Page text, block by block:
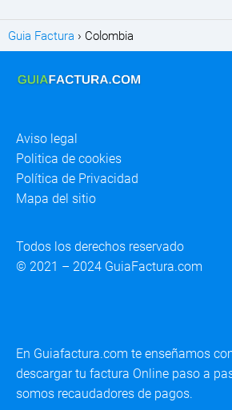
Guia Factura Colombia
Aviso legal
Politica de cookies
Política de Privacidad
Mapa del sitio
Todos los derechos reservado
© 2021 – 2024 GuiaFactura.com
En Guiafactura.com te enseñamos
descargar tu factura Online paso a
somos recaudadores de pagos.